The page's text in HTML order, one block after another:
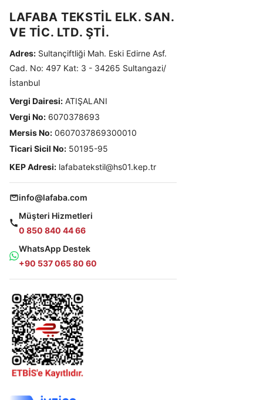
LAFABA TEKSTİL ELK. SAN.
VE TİC. LTD. ŞTİ.
Adres: Sultançiftliği Mah. Eski Edirne Asf.
Cad. No: 497 Kat: 3 - 34265 Sultangazi/
İstanbul
Vergi Dairesi: ATIŞALANI
Vergi No: 6070378693
Mersis No: 0607037869300010
Ticari Sicil No: 50195-95
KEP Adresi: lafabatekstil@hs01.kep.tr
info@lafaba.com
Müşteri Hizmetleri
0 850 840 44 66
WhatsApp Destek
+90 537 065 80 60